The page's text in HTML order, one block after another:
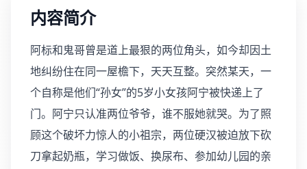
内容简介
阿标和鬼哥曾是道上最狠的两位角头，如今却因土
地纠纷住在同一屋檐下，天天互整。突然某天，一
个自称是他们“孙女”的5岁小女孩阿宁被快递上了
门。阿宁只认准两位爷爷，谁不服她就哭。为了照
顾这个破坏力惊人的小祖宗，两位硬汉被迫放下砍
刀拿起奶瓶，学习做饭、换尿布、参加幼儿园的亲